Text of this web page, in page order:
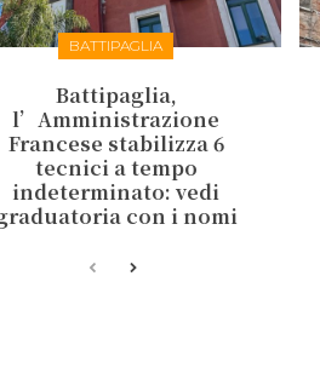
BATTIPAGLIA
Battipaglia,
l’Amministrazione
Francese stabilizza 6
tecnici a tempo
indeterminato: vedi
con i nomi